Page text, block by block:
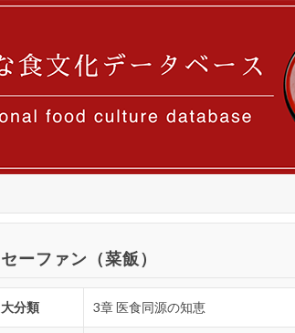
セーファン（菜飯）
大分類 3章 医食同源の知恵